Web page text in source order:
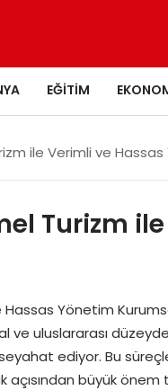
EĞITIM
ile Verimli ve
Turizm
Yönetim
ve uluslararası
ediyor. Bu
büyük önem